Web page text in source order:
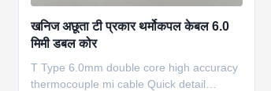
खनिज अछूता टी प्रकार थर्मोकपल केबल 6.0
मिमी डबल कोर
T Type 6.0mm double core high accuracy
thermocouple mi cable Quick detail